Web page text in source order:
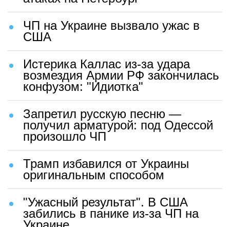
ЧП на Украине вызвало ужас в
США
Истерика Каллас из-за удара
возмездия Армии РФ закончилась
конфузом: "Идиотка"
Запретил русскую песню —
получил арматурой: под Одессой
произошло ЧП
Трамп избавился от Украины
оригинальным способом
"Ужасный результат". В США
забились в панике из-за ЧП на